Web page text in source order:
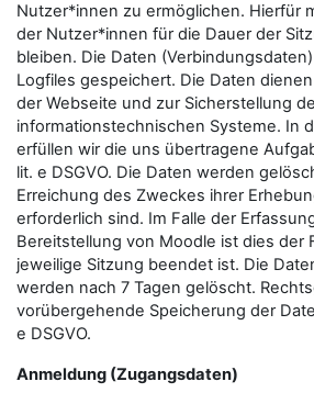
Nutzer*innen zu ermöglichen. Hierfür
der Nutzer*innen für die Dauer der
bleiben. Die Daten
Logfiles gespeichert. Die Daten
der Webseite und zur Sicherstellung
informationstechnischen Systeme. In
erfüllen wir die uns übertragene
lit. e DSGVO. Die Daten werden
Erreichung des Zweckes ihrer
erforderlich sind. Im Falle der
Bereitstellung von Moodle ist dies der
jeweilige Sitzung beendet ist. Die
werden nach 7 Tagen gelöscht.
vorübergehende Speicherung der
e DSGVO.
Anmeldung (Zugangsdaten)